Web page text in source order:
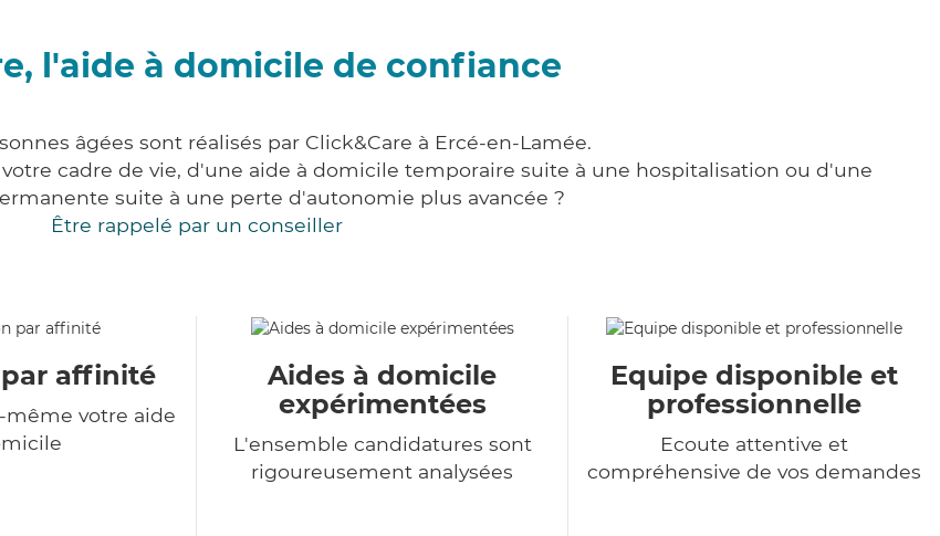
l'aide à domicile de confiance
âgées sont réalisés par Click&Care à Ercé-en-Lamée.
cadre de vie, d'une aide à domicile temporaire suite à une hospitalisation ou d'une
suite à une perte d'autonomie plus avancée ?
Être rappelé par un conseiller
affinité
même votre aide
Aides à domicile
expérimentées
L'ensemble candidatures sont
rigoureusement analysées
Equipe disponible et
professionnelle
Ecoute attentive et
compréhensive de vos demandes